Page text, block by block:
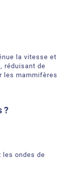
la vitesse et
réduisant de
mammifères
?
ondes de